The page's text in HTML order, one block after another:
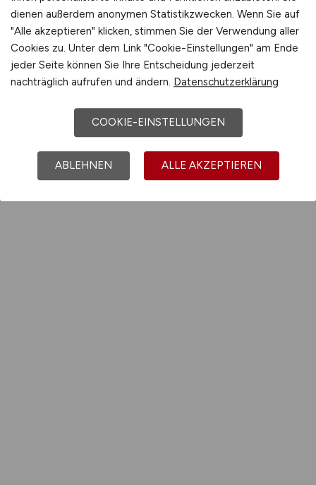
dienen außerdem anonymen Statistikzwecken. Wenn Sie auf
"Alle akzeptieren" klicken, stimmen Sie der Verwendung aller
Cookies zu. Unter dem Link "Cookie-Einstellungen" am Ende
jeder Seite können Sie Ihre Entscheidung jederzeit
nachträglich aufrufen und ändern. Datenschutzerklärung
COOKIE-EINSTELLUNGEN
ABLEHNEN ALLE AKZEPTIEREN